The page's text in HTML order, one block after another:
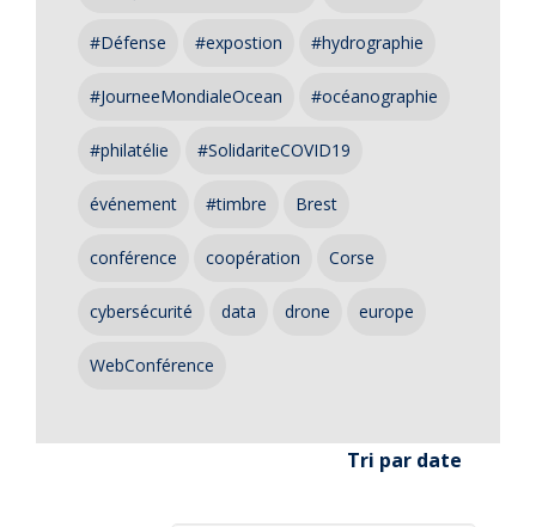
#Défense #expostion #hydrographie
#JourneeMondialeOcean #océanographie
#philatélie #SolidariteCOVID19
événement #timbre Brest
conférence coopération Corse
cybersécurité data drone europe
WebConférence
Tri par date